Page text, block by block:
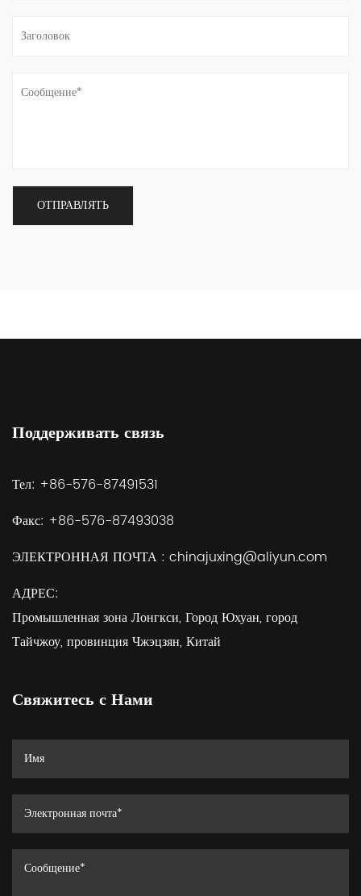
Поддерживать связь
Тел: +86-576-87491531
Факс: +86-576-87493038
ЭЛЕКТРОННАЯ ПОЧТА : chinajuxing@aliyun.com
АДРЕС:
Промышленная зона Лонгкси, Город Юхуан, город
Тайчжоу, провинция Чжэцзян, Китай
Свяжитесь с Нами